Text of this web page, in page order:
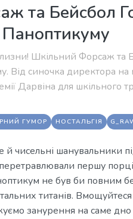
та Бейсбол
Паноптикуму
Шкільний Форсаж та
Від синочка директора
Дарвіна для шкільного
ГУМОР НОСТАЛЬГІЯ
чисельні шанувальники
першу
не був би повним
титанів. Вмощуйтеся
занурення на саме дно